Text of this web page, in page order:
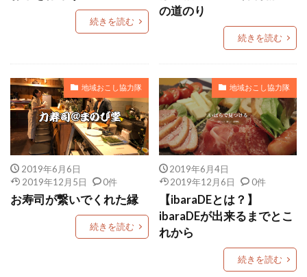
続きを読む
の道のり
続きを読む
地域おこし協力隊
2019年6月6日
2019年12月5日
0件
お寿司が繋いでくれた縁
続きを読む
地域おこし協力隊
2019年6月4日
2019年12月6日
0件
【ibaraDEとは？】
ibaraDEが出来るまでとこ
れから
続きを読む